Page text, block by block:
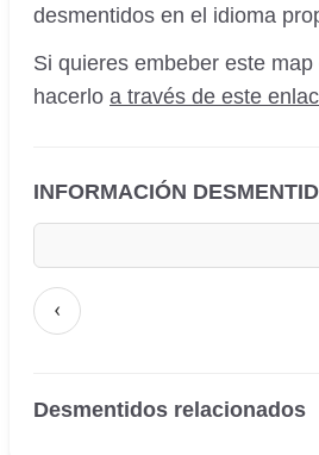
desmentidos en el idioma
Si quieres embeber este
hacerlo a través de este
INFORMACIÓN
‹
Desmentidos relacionados